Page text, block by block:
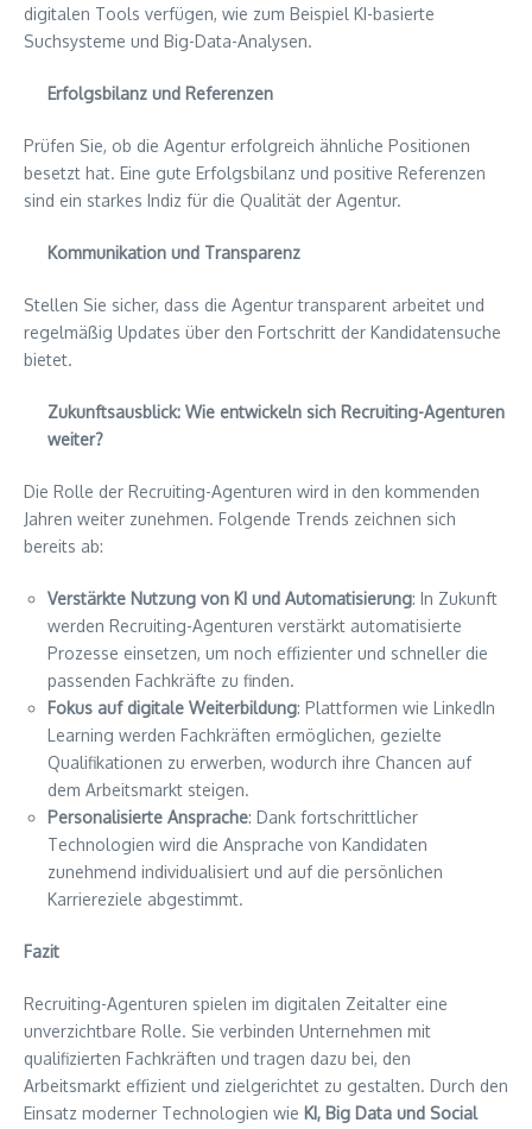
digitalen Tools verfügen, wie zum Beispiel KI-basierte
Suchsysteme und Big-Data-Analysen.
Erfolgsbilanz und Referenzen
Prüfen Sie, ob die Agentur erfolgreich ähnliche Positionen
besetzt hat. Eine gute Erfolgsbilanz und positive Referenzen
sind ein starkes Indiz für die Qualität der Agentur.
Kommunikation und Transparenz
Stellen Sie sicher, dass die Agentur transparent arbeitet und
regelmäßig Updates über den Fortschritt der Kandidatensuche
bietet.
Zukunftsausblick: Wie entwickeln sich Recruiting-Agenturen
weiter?
Die Rolle der Recruiting-Agenturen wird in den kommenden
Jahren weiter zunehmen. Folgende Trends zeichnen sich
bereits ab:
Verstärkte Nutzung von KI und Automatisierung: In Zukunft
werden Recruiting-Agenturen verstärkt automatisierte
Prozesse einsetzen, um noch effizienter und schneller die
passenden Fachkräfte zu finden.
Fokus auf digitale Weiterbildung: Plattformen wie LinkedIn
Learning werden Fachkräften ermöglichen, gezielte
Qualifikationen zu erwerben, wodurch ihre Chancen auf
dem Arbeitsmarkt steigen.
Personalisierte Ansprache: Dank fortschrittlicher
Technologien wird die Ansprache von Kandidaten
zunehmend individualisiert und auf die persönlichen
Karriereziele abgestimmt.
Fazit
Recruiting-Agenturen spielen im digitalen Zeitalter eine
unverzichtbare Rolle. Sie verbinden Unternehmen mit
qualifizierten Fachkräften und tragen dazu bei, den
Arbeitsmarkt effizient und zielgerichtet zu gestalten. Durch den
Einsatz moderner Technologien wie KI, Big Data und Social